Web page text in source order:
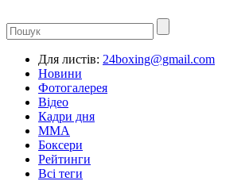
Для листів: 24boxing@gmail.com
Новини
Фотогалерея
Відео
Кадри дня
ММА
Боксери
Рейтинги
Всі теги